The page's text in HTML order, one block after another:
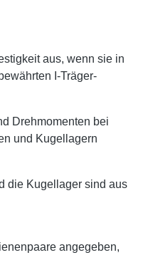
aus, wenn sie in
I-Träger-
Drehmomenten bei
und Kugellagern
die Kugellager sind aus
angegeben,